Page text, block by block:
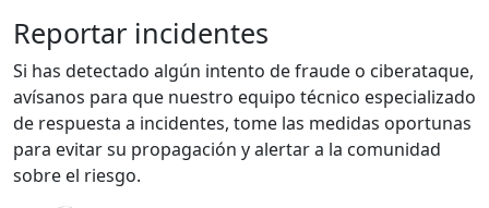
Reportar incidentes
Si has detectado algún intento de fraude o ciberataque,
avísanos para que nuestro equipo técnico especializado
de respuesta a incidentes, tome las medidas oportunas
para evitar su propagación y alertar a la comunidad
sobre el riesgo.